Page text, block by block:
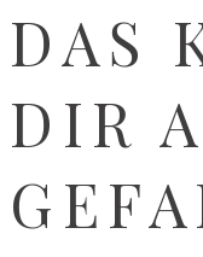
DAS
DIR